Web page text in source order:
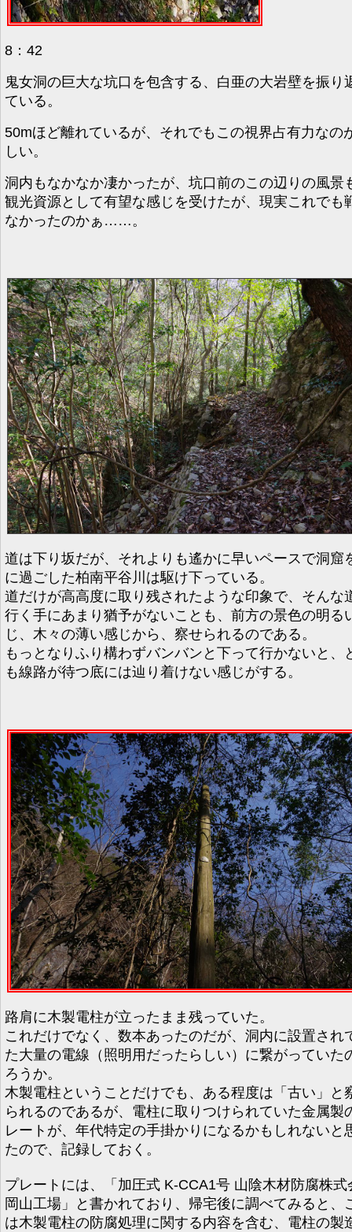
8：42
鬼女洞の巨大な坑口を包含する、白亜の大岩壁を振り
ている。
50mほど離れているが、それでもこの視界占有力なの
しい。
洞内もなかなか凄かったが、坑口前のこの辺りの風景
観光資源として有望な感じを受けたが、現実これでも
なかったのかぁ……。
道は下り坂だが、それよりも遙かに早いペースで洞窟
に過ごした柏南平谷川は駆け下っている。
道だけが高高度に取り残されたような印象で、そんな
行く手にあまり猶予がないことも、前方の景色の明る
じ、木々の薄い感じから、察せられるのである。
もっとなりふり構わずバンバンと下って行かないと、
も線路が待つ底には辿り着けない感じがする。
路肩に木製電柱が立ったまま残っていた。
これだけでなく、数本あったのだが、洞内に設置され
た大量の電線（照明用だったらしい）に繋がっていた
ろうか。
木製電柱ということだけでも、ある程度は「古い」と
られるのであるが、電柱に取りつけられていた金属製
レートが、年代特定の手掛かりになるかもしれないと
たので、記録しておく。
プレートには、「加圧式 K-CCA1号 山陰木材防腐株式
岡山工場」と書かれており、帰宅後に調べてみると、
は木製電柱の防腐処理に関する内容を含む、電柱の製